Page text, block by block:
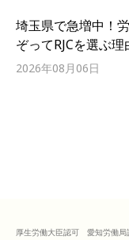
埼玉県で急増中！
ぞってRJCを選ぶ理
2026年08月06日
厚生労働大臣認可 愛知労働局